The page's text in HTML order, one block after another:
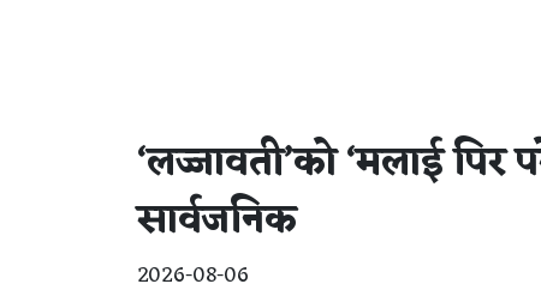
‘लज्जावती’को ‘मलाई
सार्वजनिक
2026-08-06